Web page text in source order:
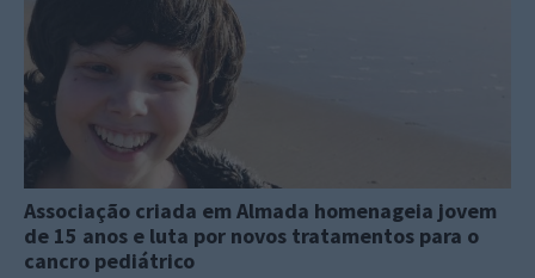
Associação criada em Almada homenageia jovem
de 15 anos e luta por novos tratamentos para o
cancro pediátrico